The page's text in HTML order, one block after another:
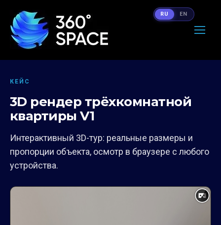
КЕЙС
3D рендер трёхкомнатной
квартиры V1
Интерактивный 3D-тур: реальные размеры и
пропорции объекта, осмотр в браузере с любого
устройства.
RU EN